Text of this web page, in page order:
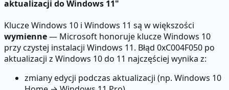
aktualizacji do Windows 11"
Klucze Windows 10 i Windows 11 są w większości
wymienne— Microsoft honoruje klucze Windows 10
przy czystej instalacji Windows 11. Błąd 0xC004F050 po
aktualizacji z Windows 10 do 11 najczęściej wynika z:
zmiany edycji podczas aktualizacji (np. Windows 10